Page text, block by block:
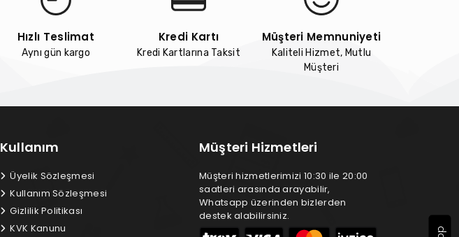
Hızlı Teslimat
Aynı gün kargo
Kredi Kartı
Kredi Kartlarına Taksit
Müşteri Memnuniyeti
Kaliteli Hizmet, Mutlu
Müşteri
Kullanım
Üyelik Sözleşmesi
Kullanım Sözleşmesi
Gizlilik Politikası
KVK Kanunu
Müşteri Hizmetleri
Müşteri hizmetlerimizi 10:30 ile 20:00
saatleri arasında arayabilir,
Whatsapp üzerinden bizlerden
destek alabilirsiniz.